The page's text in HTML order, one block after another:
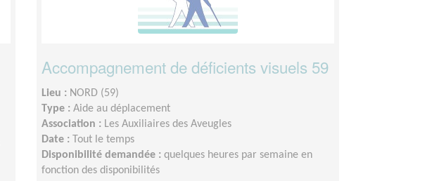
Accompagnement de déficients visuels 59
Lieu : NORD (59)
Type : Aide au déplacement
Association : Les Auxiliaires des Aveugles
Date : Tout le temps
Disponibilité demandée : quelques heures par semaine en
fonction des disponibilités